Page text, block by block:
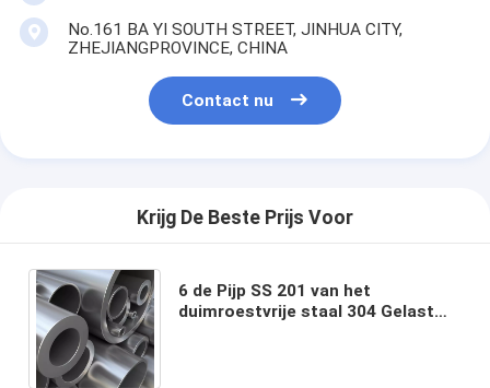
No.161 BA YI SOUTH STREET, JINHUA CITY,
ZHEJIANGPROVINCE, CHINA
Contact nu
Krijg De Beste Prijs Voor
6 de Pijp SS 201 van het
duimroestvrije staal 304 Gelast